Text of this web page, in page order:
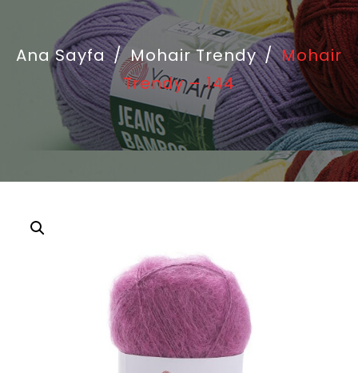
Ana Sayfa / Mohair Trendy / Mohair
Trendy – 144